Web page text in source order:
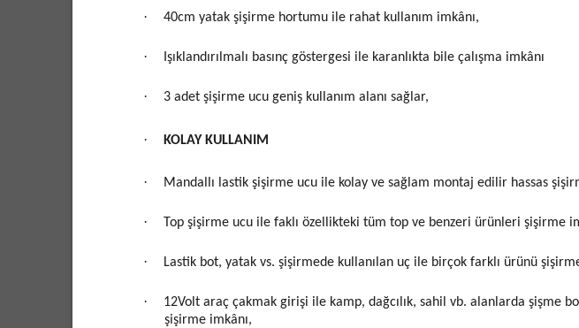
· 40cm yatak şişirme hortumu ile rahat kullanım imkânı,
· Işıklandırılmalı basınç göstergesi ile karanlıkta bile çalışma imkânı
· 3 adet şişirme ucu geniş kullanım alanı sağlar,
· KOLAY KULLANIM
· Mandallı lastik şişirme ucu ile kolay ve sağlam montaj edilir hassas
· Top şişirme ucu ile faklı özellikteki tüm top ve benzeri ürünleri şişirme
· Lastik bot, yatak vs. şişirmede kullanılan uç ile birçok farklı ürünü
·
12Volt araç çakmak girişi ile kamp, dağcılık, sahil vb. alanlarda şişme
şişirme imkânı,